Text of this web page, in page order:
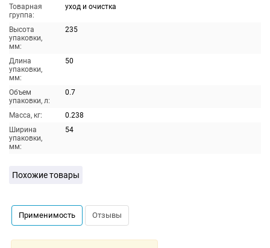
Товарная
группа:
уход и очистка
Высота
упаковки,
мм:
235
Длина
упаковки,
мм:
50
Объем
упаковки, л:
0.7
Масса, кг:
0.238
Ширина
упаковки,
мм:
54
Похожие товары
Применимость Отзывы